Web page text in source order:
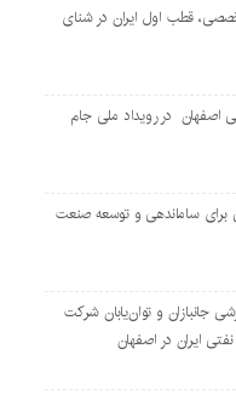
۱۰۳ مرکز تخصصی، قطب اول ایران در شنای
اصفهان در رویداد ملی جام
برای ساماندهی و توسعه صنعت
جانبازان و توان‌یابان شرکت
ایران در اصفهان